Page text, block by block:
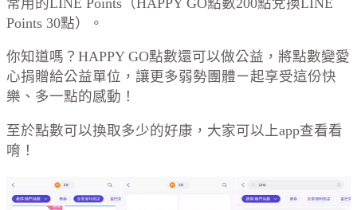
Points 30點）。
你知道嗎？HAPPY GO點數還可以做公益，將點數變愛
心捐贈給公益單位，讓更多弱勢團體ㄧ起享受這份快
樂、多一點的感動！
至於點數可以換取多少的好康，大家可以上app查看看
唷！